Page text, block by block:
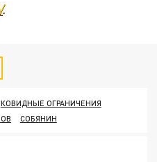
.
КОВИДНЫЕ ОГРАНИЧЕНИЯ
СОБЯНИН